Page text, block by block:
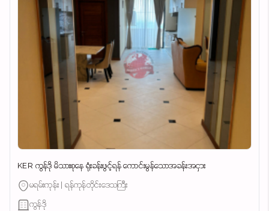
KER ကွန်ဒို မိသားစုနေ ရုံးခန်းဖွင့်ရန် ကောင်းမွန်သောအခန်းအငှား
မရမ်းကုန်း | ရန်ကုန်တိုင်းဒေသကြီး
ကွန်ဒို